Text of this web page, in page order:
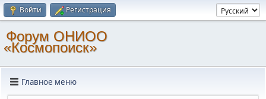
Войти Регистрация
Форум ОНИОО
«Космопоиск»
Главное меню